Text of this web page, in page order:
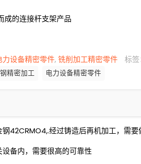
成的连接杆支架产品
力设备精密零件,铣削加工精密零件 标签
精密加工 电力设备精密零件
42CRMO4,.经过铸造后再机加工，需要
备内，需要很高的可靠性